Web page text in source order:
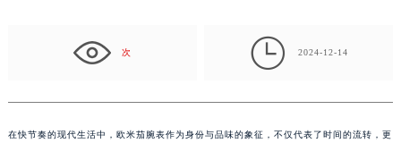
次  2024-12-14
在快节奏的现代生活中，欧米茄腕表作为身份与品味的象征，不仅代表了时间的流转，更